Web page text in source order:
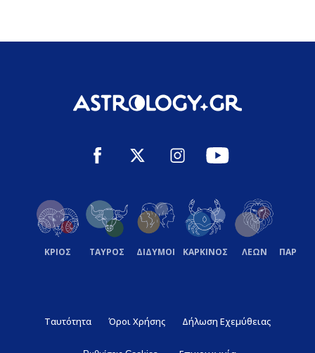
ΚΡΙΟΣ ΤΑΥΡΟΣ ΔΙΔΥΜΟΙ ΚΑΡΚΙΝΟΣ ΛΕΩΝ
Ταυτότητα Όροι Χρήσης Δήλωση Εχεμύθειας